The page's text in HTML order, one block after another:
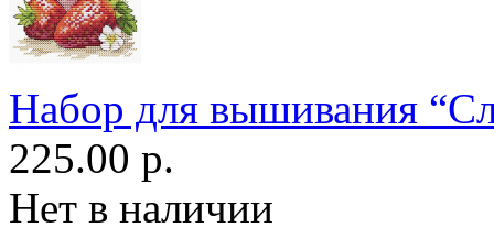
Набор для вышивания
225.00 р.
Нет в наличии